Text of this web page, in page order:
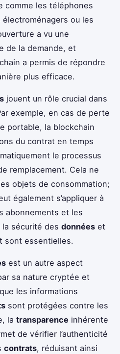
comme les téléphones
ou les
a vu une
de la demande, et
a permis de répondre
plus efficace.
jouent un rôle crucial dans
exemple, en cas de perte
portable, la blockchain
du contrat en temps
le processus
remplacement. Cela ne
objets de consommation;
également s’appliquer à
abonnements et les
sécurité des données et
sont essentielles.
est un autre aspect
sa nature cryptée et
les informations
sont protégées contre les
la transparence inhérente
de vérifier l’authenticité
contrats, réduisant ainsi